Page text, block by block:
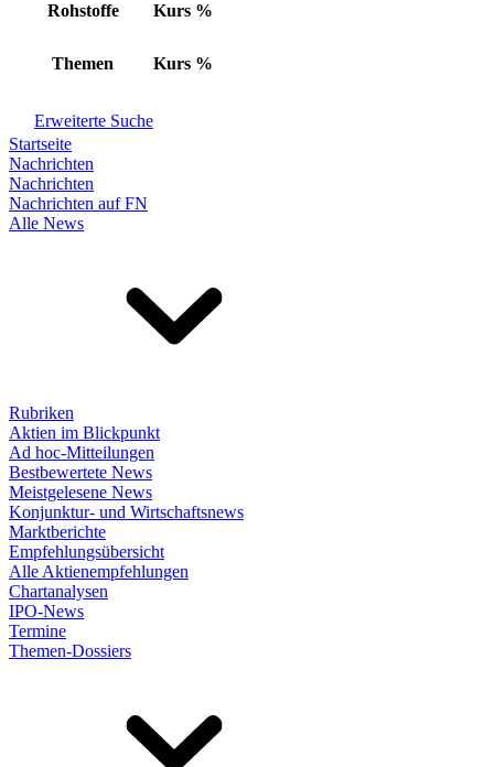
Rohstoffe Kurs %
Themen Kurs %
Erweiterte Suche
Startseite
Nachrichten
Nachrichten
Nachrichten auf FN
Alle News
Rubriken
Aktien im Blickpunkt
Ad hoc-Mitteilungen
Bestbewertete News
Meistgelesene News
Konjunktur- und Wirtschaftsnews
Marktberichte
Empfehlungsübersicht
Alle Aktienempfehlungen
Chartanalysen
IPO-News
Termine
Themen-Dossiers